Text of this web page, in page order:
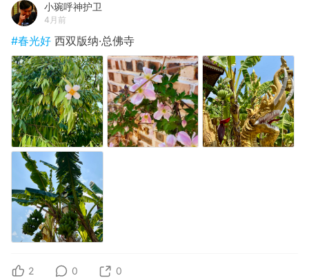
小琬呼神护卫
4月前
#春光好 西双版纳·总佛寺
2 0 0